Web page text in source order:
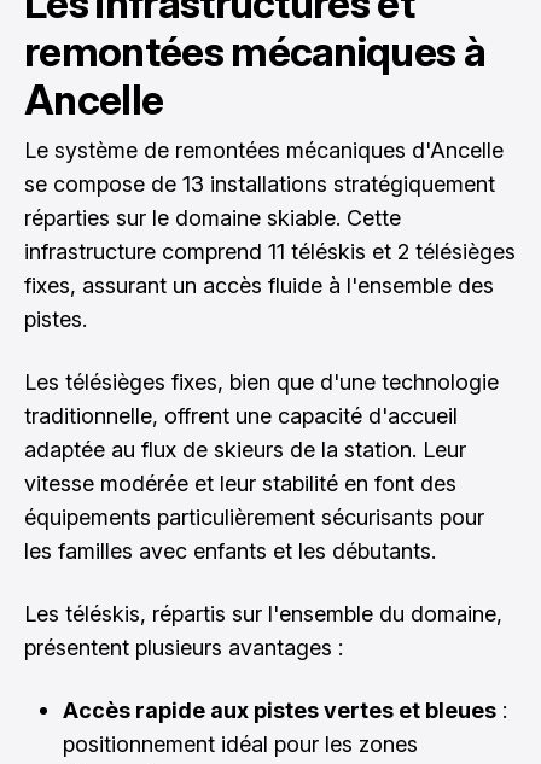
remontées mécaniques à
Ancelle
Le système de remontées mécaniques d'Ancelle
se compose de 13 installations stratégiquement
réparties sur le domaine skiable. Cette
infrastructure comprend 11 téléskis et 2 télésièges
fixes, assurant un accès fluide à l'ensemble des
pistes.
Les télésièges fixes, bien que d'une technologie
traditionnelle, offrent une capacité d'accueil
adaptée au flux de skieurs de la station. Leur
vitesse modérée et leur stabilité en font des
équipements particulièrement sécurisants pour
les familles avec enfants et les débutants.
Les téléskis, répartis sur l'ensemble du domaine,
présentent plusieurs avantages :
Accès rapide aux pistes vertes et bleues :
positionnement idéal pour les zones